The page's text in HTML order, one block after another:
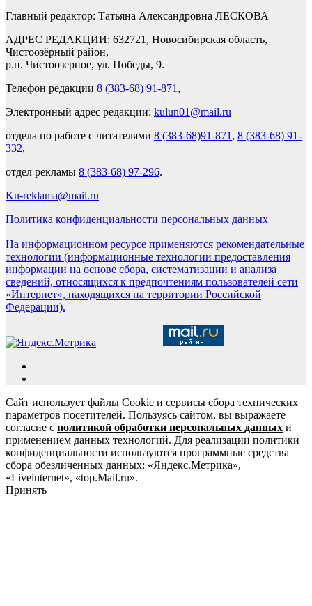
Главный редактор: Татьяна Александровна ЛЕСКОВА
АДРЕС РЕДАКЦИИ: 632721, Новосибирская область,
Чистоозёрный район,
р.п. Чистоозерное, ул. Победы, 9.
Телефон редакции 8 (383-68) 91-871 ,
Электронный адрес редакции: kulun01@mail.ru
отдела по работе с читателями 8 (383-68)91-871 , 8 (383-68) 91-
332,
отдел рекламы 8 (383-68) 97-296.
Kn-reklama@mail.ru
Политика конфиденциальности персональных данных
На информационном ресурсе применяются рекомендательные
технологии (информационные технологии предоставления
информации на основе сбора, систематизации и анализа
сведений, относящихся к предпочтениям пользователей сети
«Интернет», находящихся на территории Российской
Федерации).
Сайт использует файлы Cookie и сервисы сбора технических
параметров посетителей. Пользуясь сайтом, вы выражаете
согласие с политикой обработки персональных данных и
применением данных технологий. Для реализации политики
конфиденциальности используются программные средства
сбора обезличенных данных: «Яндекс.Метрика»,
«Liveinternet», «top.Mail.ru».
Принять